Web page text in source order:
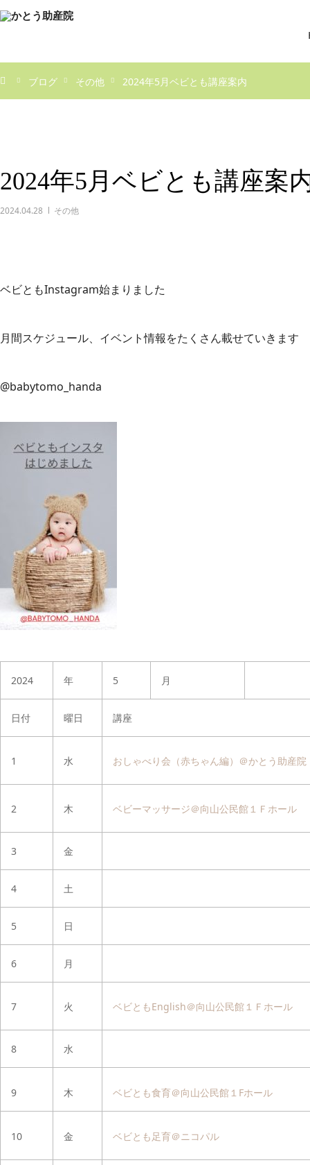
ブログ その他 2024年5月ベビとも講座案内
2024年5月ベビとも講座案
2024.04.28 その他
ベビともInstagram始まりました
月間スケジュール、イベント情報をたくさん載せていきます
@babytomo_handa
2024 年 5 月
日付 曜日 講座
1 水 おしゃべり会（赤ちゃん編）＠かとう助産院
2 木 ベビーマッサージ＠向山公民館１Ｆホール
3 金
4 土
5 日
6 月
7 火 ベビともEnglish＠向山公民館１Ｆホール
8 水
9 木 ベビとも食育＠向山公民館１Fホール
10 金 ベビとも足育＠ニコパル